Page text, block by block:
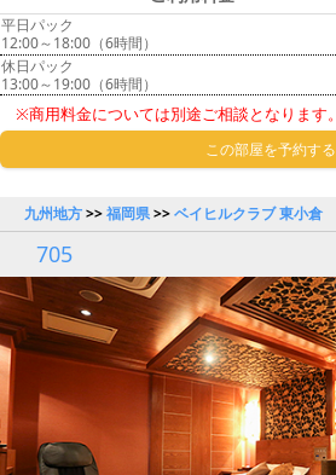
平日パック
12:00～18:00（6時間）
休日パック
13:00～19:00（6時間）
※商用料金については別途ご相談となります。
この部屋を予約する
九州地方>>福岡県>>ベイヒルクラブ 東小倉
705